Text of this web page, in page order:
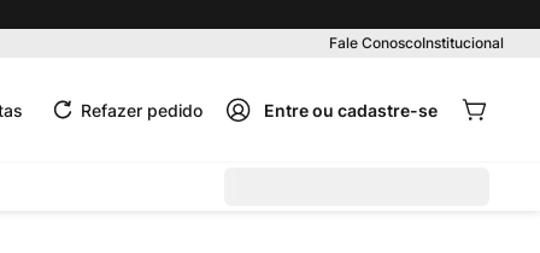
Fale ConoscoInstitucional
Refazer pedido